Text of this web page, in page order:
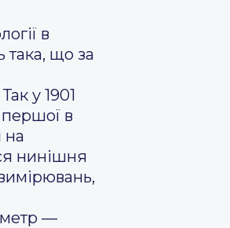
в
така, що за
у 1901
першої в
на
нинішня
метр —